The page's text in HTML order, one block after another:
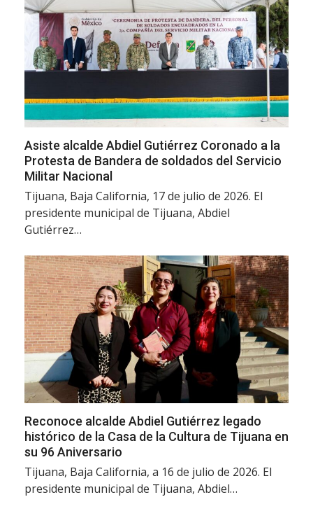
Asiste alcalde Abdiel Gutiérrez Coronado a la
Protesta de Bandera de soldados del Servicio
Militar Nacional
Tijuana, Baja California, 17 de julio de 2026. El
presidente municipal de Tijuana, Abdiel
Gutiérrez…
Reconoce alcalde Abdiel Gutiérrez legado
histórico de la Casa de la Cultura de Tijuana en
su 96 Aniversario
Tijuana, Baja California, a 16 de julio de 2026. El
presidente municipal de Tijuana, Abdiel…